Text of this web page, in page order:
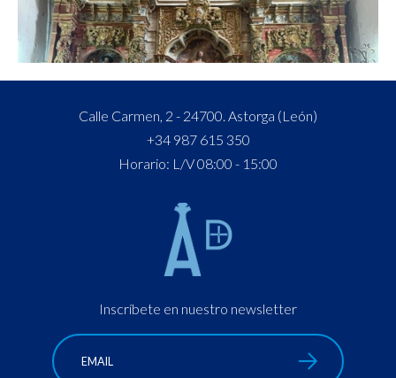
Calle Carmen, 2 - 24700. Astorga (León)
+34 987 615 350
Horario: L/V 08:00 - 15:00
Inscríbete en nuestro newsletter